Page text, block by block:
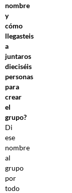
nombre
y
cómo
llegasteis
a
juntaros
dieciséis
personas
para
crear
el
grupo?
Di
ese
nombre
al
grupo
por
todo